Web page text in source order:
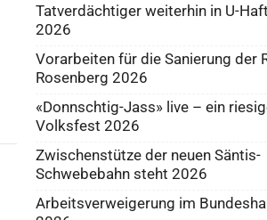
Tatverdächtiger weiterhin in U-Haft
2026
Vorarbeiten für die Sanierung der
Rosenberg 2026
«Donnschtig-Jass» live – ein
Volksfest 2026
Zwischenstütze der neuen Säntis-
Schwebebahn steht 2026
Arbeitsverweigerung im